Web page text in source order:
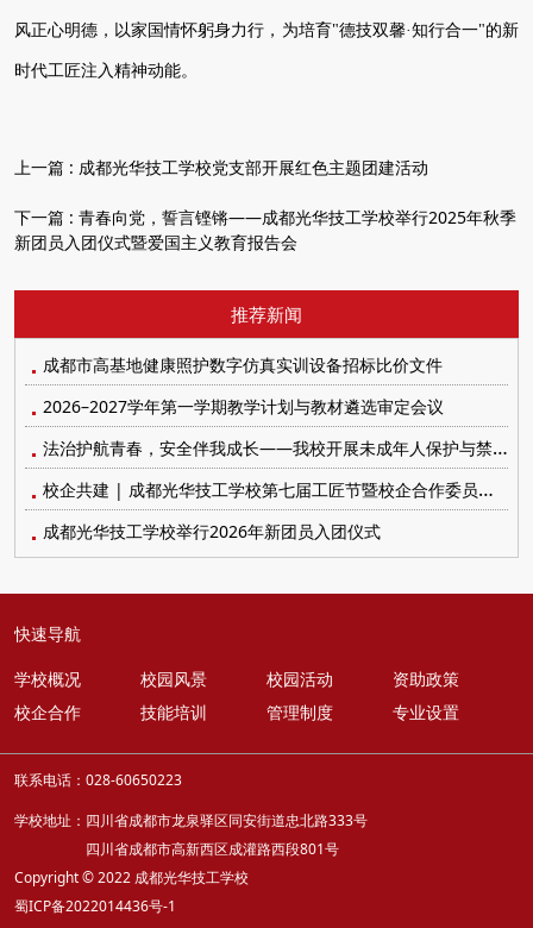
推荐新闻
成都市高基地健康照护数字仿真实训设备招标比价文件
2026–2027学年第一学期教学计划与教材遴选审定会议
法治护航青春，安全伴我成长——我校开展未成年人保护与禁毒防艾系列宣传教育活动
校企共建 | 成都光华技工学校第七届工匠节暨校企合作委员会顺利召开
成都光华技工学校举行2026年新团员入团仪式
风正心明德，以家国情怀躬身力行，为培育"德技双馨·知行合一"的新
时代工匠注入精神动能。
上一篇 : 成都光华技工学校党支部开展红色主题团建活动
下一篇 : 青春向党，誓言铿锵——成都光华技工学校举行2025年秋季
新团员入团仪式暨爱国主义教育报告会
快速导航
学校概况
校园风景 校园活动
资助政策
校企合作
技能培训 管理制度 专业设置
联系电话：028-60650223
学校地址：四川省成都市龙泉驿区同安街道忠北路333号
四川省成都市高新西区成灌路西段801号
Copyright © 2022 成都光华技工学校
蜀ICP备2022014436号-1